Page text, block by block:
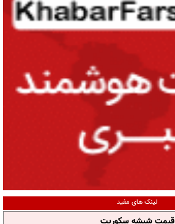
لینک های مفید